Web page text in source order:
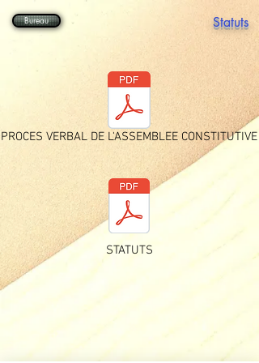
Bureau Statuts
PROCES VERBAL DE L'ASSEMBLEE CONSTITUTIVE
STATUTS